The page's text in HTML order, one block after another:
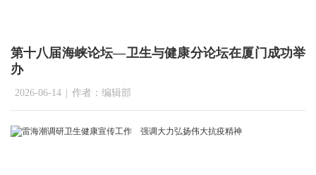
第十八届海峡论坛—卫生与健康分论坛在厦门成功举
办
2026-06-14 | 作者：编辑部